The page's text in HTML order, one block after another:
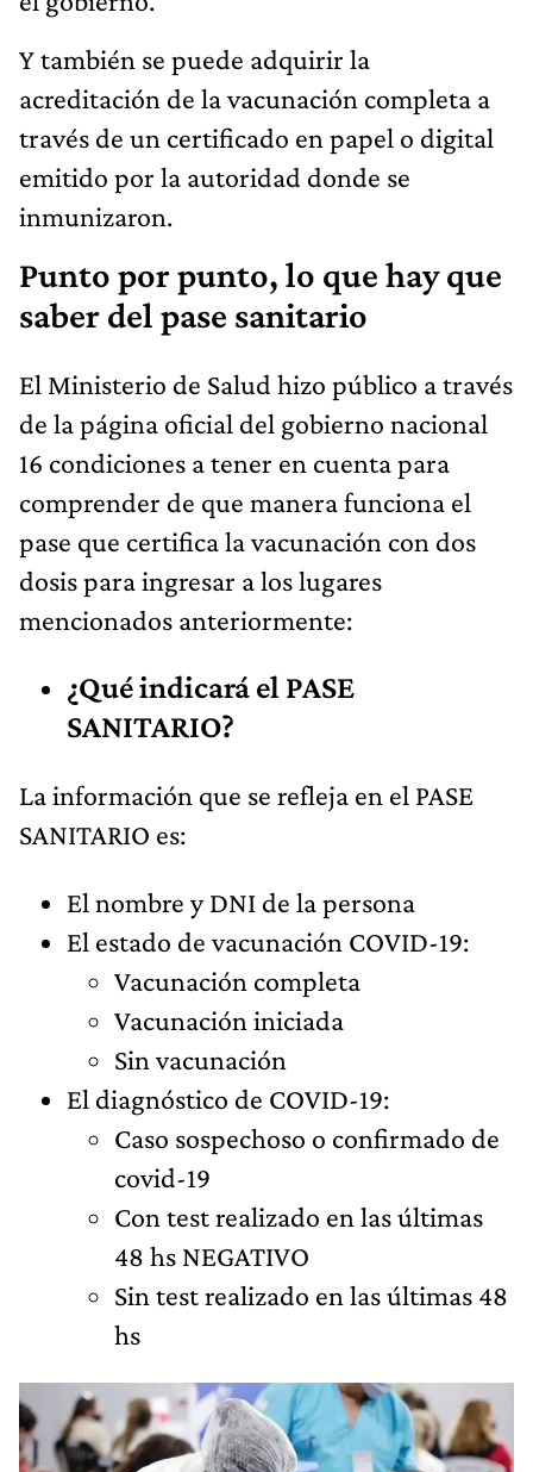
Y también se puede adquirir la
acreditación de la vacunación completa a
través de un certificado en papel o digital
emitido por la autoridad donde se
inmunizaron.
Punto por punto, lo que hay que
saber del pase sanitario
El Ministerio de Salud hizo público a través
de la página oficial del gobierno nacional
16 condiciones a tener en cuenta para
comprender de que manera funciona el
pase que certifica la vacunación con dos
dosis para ingresar a los lugares
mencionados anteriormente:
¿Qué indicará el PASE
SANITARIO?
La información que se refleja en el PASE
SANITARIO es:
El nombre y DNI de la persona
El estado de vacunación COVID-19:
Vacunación completa
Vacunación iniciada
Sin vacunación
El diagnóstico de COVID-19:
Caso sospechoso o confirmado de
covid-19
Con test realizado en las últimas
48 hs NEGATIVO
Sin test realizado en las últimas 48
hs